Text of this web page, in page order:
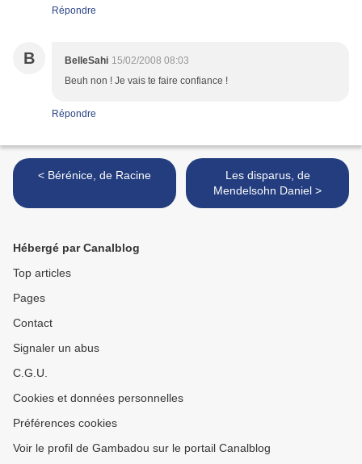
Répondre
B BelleSahi 15/02/2008 08:03
Beuh non ! Je vais te faire confiance !
Répondre
< Bérénice, de Racine
Les disparus, de
Mendelsohn Daniel >
Hébergé par Canalblog
Top articles
Pages
Contact
Signaler un abus
C.G.U.
Cookies et données personnelles
Préférences cookies
Voir le profil de Gambadou sur le portail Canalblog